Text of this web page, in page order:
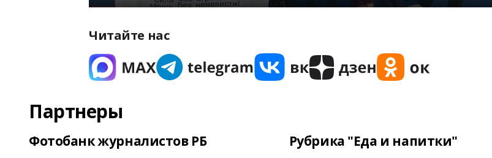
Читайте нас
Партнеры
Фотобанк журналистов РБ Рубрика "Еда и напитки"